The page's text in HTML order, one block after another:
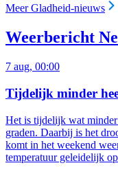
Meer Gladheid-nieuws
Weerbericht
7 aug, 00:00
Tijdelijk minder
Het is tijdelijk wat minder
graden. Daarbij is het
komt in het weekend
temperatuur geleidelijk